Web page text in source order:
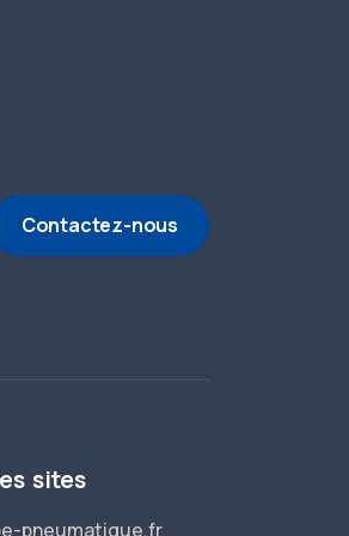
Contactez-nous
sites
pneumatique.fr